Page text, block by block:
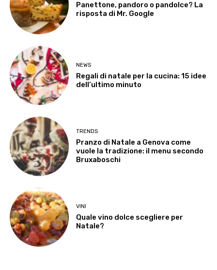
Panettone, pandoro o pandolce? La
risposta di Mr. Google
NEWS
Regali di natale per la cucina: 15 idee
dell’ultimo minuto
TRENDS
Pranzo di Natale a Genova come
vuole la tradizione: il menu secondo
Bruxaboschi
VINI
Quale vino dolce scegliere per
Natale?